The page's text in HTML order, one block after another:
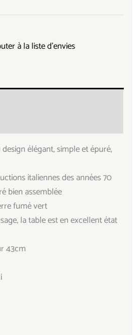
à la liste d’envies
élégant, simple et épuré,
italiennes des années 70
bien assemblée
fumé vert
la table est en excellent état
43cm